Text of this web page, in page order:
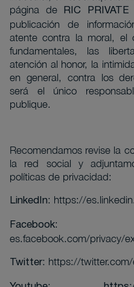
página de
RIC
publicación de
atente contra la moral, el
fundamentales, las
atención al honor, la
en general, contra los
será el único
publique.
Recomendamos revise la
la red social y
políticas de privacidad:
LinkedIn: https://
Facebook
es.facebook.com/privacy/
Twitter: https://